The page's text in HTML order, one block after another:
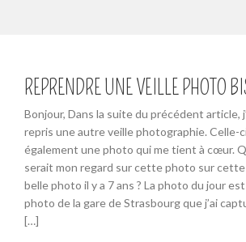
REPRENDRE UNE VEILLE PHOTO
Bonjour, Dans la suite du précédent article,
repris une autre veille photographie. Celle-
également une photo qui me tient à cœur.
serait mon regard sur cette photo sur cette
belle photo il y a 7 ans ? La photo du jour
photo de la gare de Strasbourg que j’ai
[…]